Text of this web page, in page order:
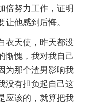
倍努力工作，证明
让他感到后悔。
衣天使，昨天都没
惭愧，我对我自己
为那个渣男影响我
没有担负起自己这
应该的，就算把我